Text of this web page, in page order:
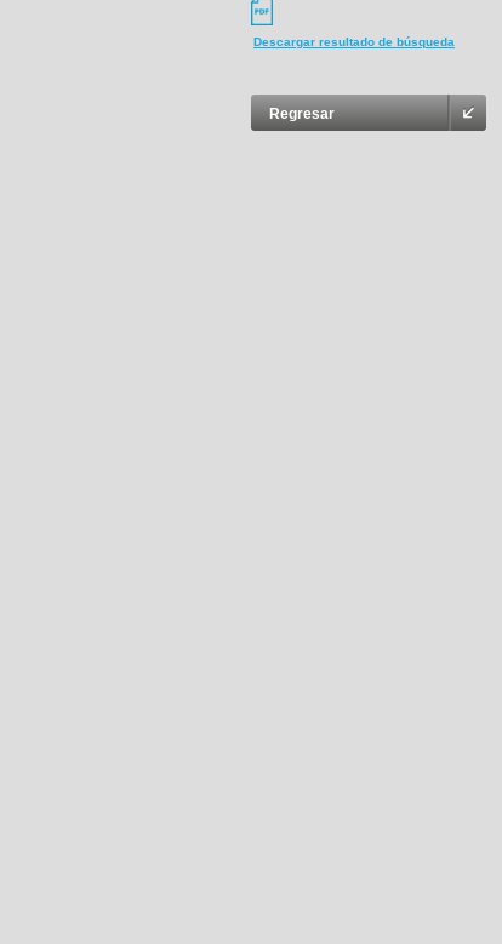
Descargar resultado de búsqueda
Regresar